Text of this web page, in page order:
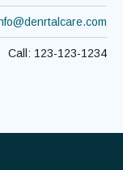
Call: 123-123-1234